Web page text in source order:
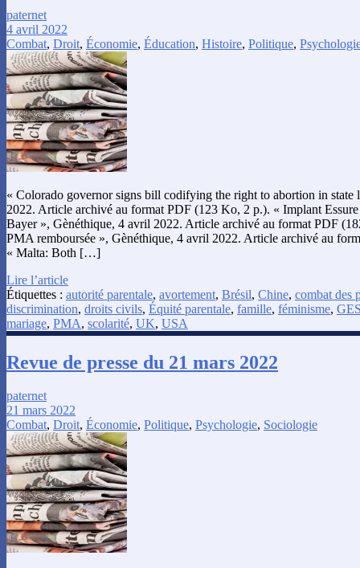
paternet
4 avril 2022
Combat, Droit, Économie, Éducation, Histoire, Politique,
« Colorado governor signs bill codifying the right to abortion in
2022. Article archivé au format PDF (123 Ko, 2 p.). « Implant Essure
Bayer », Gènéthique, 4 avril 2022. Article archivé au format PDF
PMA remboursée », Gènéthique, 4 avril 2022. Article archivé au
« Malta: Both […]
Lire l’article
Étiquettes : autorité parentale, avortement, Brésil, Chine, combat des
discrimination, droits civils, Équité parentale, famille, féminisme,
mariage, PMA, scolarité, UK, USA
Revue de presse du 21 mars 2022
paternet
21 mars 2022
Combat, Droit, Économie, Politique, Psychologie, Sociologie